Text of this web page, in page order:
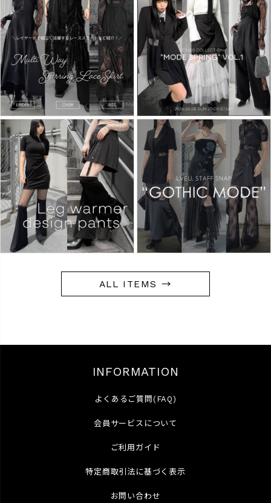
ALL ITEMS →
INFORMATION
よくあるご質問(FAQ)
会員サービスについて
ご利用ガイド
特定商取引法に基づく表示
お問い合わせ